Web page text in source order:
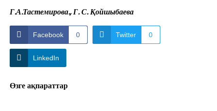
Г.А.Тастемирова., Г. С. Қойшыбаева
Facebook 0 Twitter 0
LinkedIn
Өзге ақпараттар